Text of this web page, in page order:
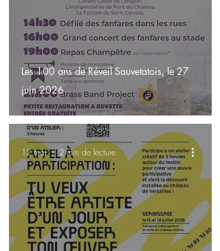
Les 100 ans de Réveil Sauvetatois, le 27
juin 2026
12 mai 2 min de lecture